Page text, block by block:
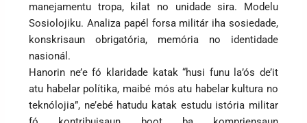
manejamentu tropa, kilat no unidade sira. Modelu
Sosiolojiku. Analiza papél forsa militár iha sosiedade,
konskrisaun obrigatória, memória no identidade
nasionál.
Hanorin ne’e fó klaridade katak “husi funu la’ós de’it
atu habelar polítika, maibé mós atu habelar kultura no
teknólojia”, ne’ebé hatudu katak estudu istória militar